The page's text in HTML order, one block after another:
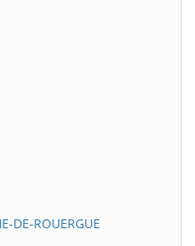
DE-ROUERGUE